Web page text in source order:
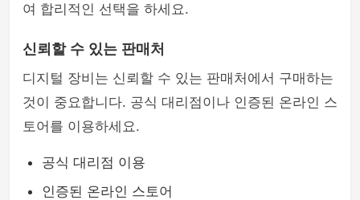
여 합리적인 선택을 하세요.
신뢰할 수 있는 판매처
디지털 장비는 신뢰할 수 있는 판매처에서 구매하는
것이 중요합니다. 공식 대리점이나 인증된 온라인 스
토어를 이용하세요.
공식 대리점 이용
인증된 온라인 스토어